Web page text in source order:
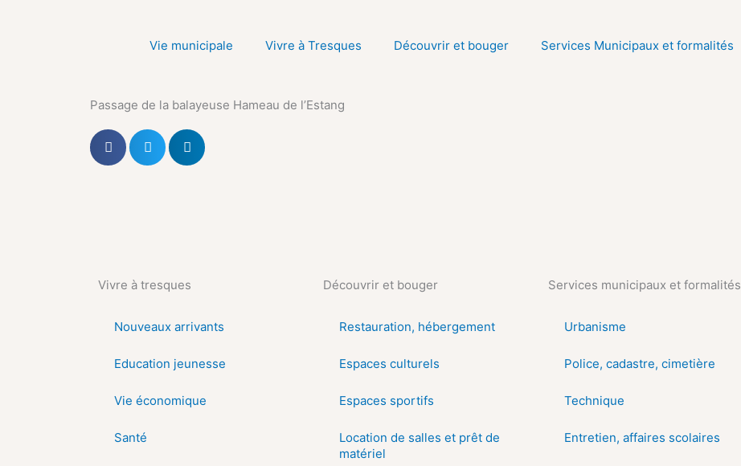
Vie municipale Vivre à Tresques Découvrir et bouger Services Municipaux et formalités
Passage de la balayeuse Hameau de l’Estang
Vivre à tresques
Nouveaux arrivants
Education jeunesse
Vie économique
Santé
Découvrir et bouger
Restauration, hébergement
Espaces culturels
Espaces sportifs
Location de salles et prêt de
matériel
Services municipaux et formalités
Urbanisme
Police, cadastre, cimetière
Technique
Entretien, affaires scolaires